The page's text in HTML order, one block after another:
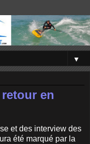
▼
en
et des interview des
été marqué par la